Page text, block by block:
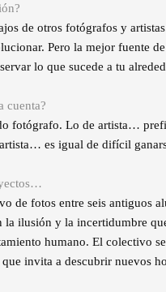
de otros fotógrafos y
Pero la mejor fuente
lo que sucede a tu
cuenta?
fotógrafo. Lo de artista…
es igual de difícil
de fotos entre seis antiguos
la ilusión y la incertidumbre
humano. El colectivo
invita a descubrir nuevos